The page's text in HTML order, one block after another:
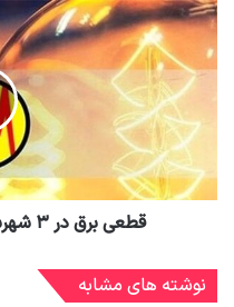
قطعی برق در ۳ شهرستان گیلان 22 آذر 1402
نوشته های مشابه